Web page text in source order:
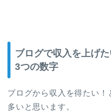
ブログで収入を上げ
3つの数字
ブログから収入を得たい！
多いと思います。